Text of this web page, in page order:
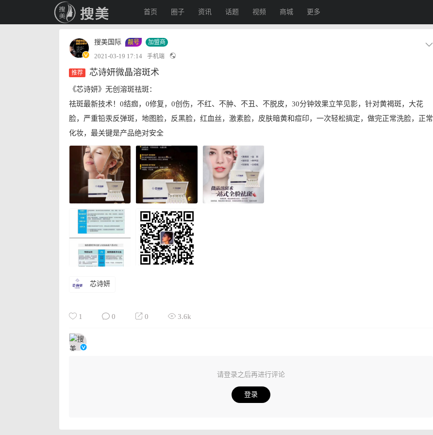
首页 圈子 资讯 话题 视频 商城 更多
搜美国际 靓号 加盟商
2021-03-19 17:14 手机端
芯诗妍微晶溶斑术
《芯诗妍》无创溶斑祛斑：
祛斑最新技术！0结痂，0修复，0创伤，不红、不肿、不丑、不脱皮，30分钟效果立竿见影，针对黄褐斑，大花
脸，严重铅汞反弹斑，地图脸，反黑脸，红血丝，激素脸，皮肤暗黄和痘印，一次轻松搞定，做完正常洗脸，正常
化妆，最关键是产品绝对安全
芯诗妍
1 0 0 3.6k
请登录之后再进行评论
登录